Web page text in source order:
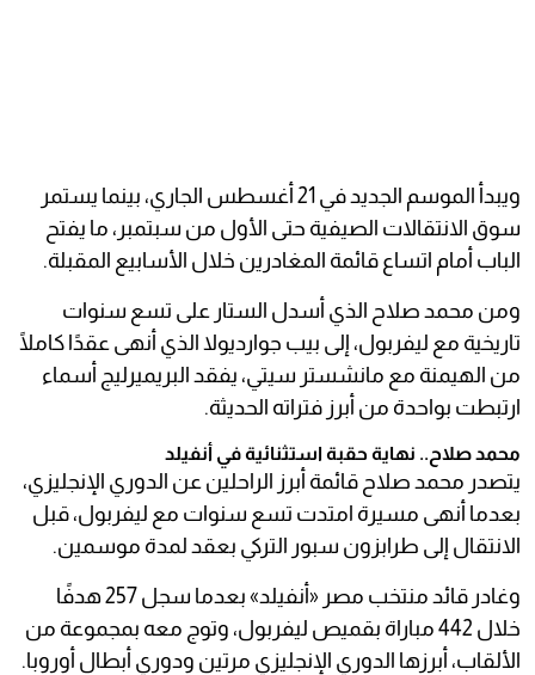
ويبدأ الموسم الجديد في 21 أغسطس الجاري، بينما يستمر
سوق الانتقالات الصيفية حتى الأول من سبتمبر، ما يفتح
الباب أمام اتساع قائمة المغادرين خلال الأسابيع المقبلة.
ومن محمد صلاح الذي أسدل الستار على تسع سنوات
تاريخية مع ليفربول، إلى بيب جوارديولا الذي أنهى عقدًا كاملًا
من الهيمنة مع مانشستر سيتي، يفقد البريميرليج أسماء
ارتبطت بواحدة من أبرز فتراته الحديثة.
محمد صلاح.. نهاية حقبة استثنائية في أنفيلد
يتصدر محمد صلاح قائمة أبرز الراحلين عن الدوري الإنجليزي،
بعدما أنهى مسيرة امتدت تسع سنوات مع ليفربول، قبل
الانتقال إلى طرابزون سبور التركي بعقد لمدة موسمين.
وغادر قائد منتخب مصر «أنفيلد» بعدما سجل 257 هدفًا
خلال 442 مباراة بقميص ليفربول، وتوج معه بمجموعة من
الألقاب، أبرزها الدوري الإنجليزي مرتين ودوري أبطال أوروبا.